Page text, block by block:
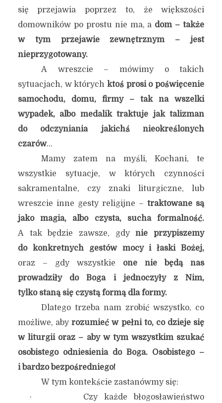
się przejawia poprzez to, że większości
domowników po prostu nie ma, a dom – także
w tym przejawie zewnętrznym – jest
nieprzygotowany.
A wreszcie – mówimy o takich
sytuacjach, w których ktoś prosi o poświęcenie
samochodu, domu, firmy – tak na wszelki
wypadek, albo medalik traktuje jak talizman
do odczyniania jakichś nieokreślonych
czarów…
Mamy zatem na myśli, Kochani, te
wszystkie sytuacje, w których czynności
sakramentalne, czy znaki liturgiczne, lub
wreszcie inne gesty religijne –traktowane są
jako magia, albo czysta, sucha formalność.
A tak będzie zawsze, gdynie przypiszemy
do konkretnych gestów mocy i łaski Bożej,
oraz – gdy wszystkie one nie będą nas
prowadziły do Boga i jednoczyły z Nim,
tylko staną się czystą formą dla formy.
Dlatego trzeba nam zrobić wszystko, co
możliwe, abyrozumieć w pełni to, co dzieje się
w liturgii oraz – aby w tym wszystkim szukać
osobistego odniesienia do Boga. Osobistego –
i bardzo bezpośredniego!
W tym kontekście zastanówmy się:
· Czy każde błogosławieństwo